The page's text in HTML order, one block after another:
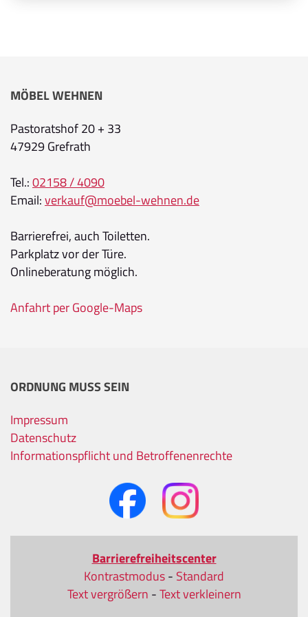
MÖBEL WEHNEN
Pastoratshof 20 + 33
47929 Grefrath
Tel.:02158 / 4090
Email:verkauf@moebel-wehnen.de
Barrierefrei, auch Toiletten.
Parkplatz vor der Türe.
Onlineberatung möglich.
Anfahrt per Google-Maps
ORDNUNG MUSS SEIN
Impressum
Datenschutz
Informationspflicht und Betroffenenrechte
Barrierefreiheitscenter
Kontrastmodus- Standard
Text vergrößern -Text verkleinern